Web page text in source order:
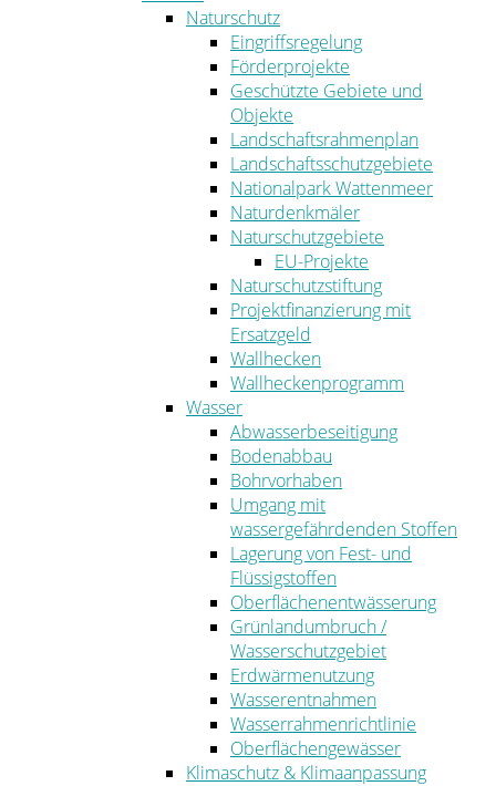
Naturschutz
Eingriffsregelung
Förderprojekte
Geschützte Gebiete und
Objekte
Landschaftsrahmenplan
Landschaftsschutzgebiete
Nationalpark Wattenmeer
Naturdenkmäler
Naturschutzgebiete
EU-Projekte
Naturschutzstiftung
Projektfinanzierung mit
Ersatzgeld
Wallhecken
Wallheckenprogramm
Wasser
Abwasserbeseitigung
Bodenabbau
Bohrvorhaben
Umgang mit
wassergefährdenden Stoffen
Lagerung von Fest- und
Flüssigstoffen
Oberflächenentwässerung
Grünlandumbruch /
Wasserschutzgebiet
Erdwärmenutzung
Wasserentnahmen
Wasserrahmenrichtlinie
Oberflächengewässer
Klimaschutz & Klimaanpassung